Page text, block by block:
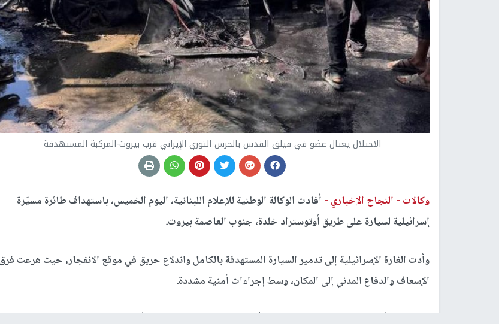
الاحتلال يغتال عضو في فيلق القدس بالحرس الثوري الإيراني قرب بيروت-المركبة المستهدفة
وكالات - النجاح الإخباري - أفادت الوكالة الوطنية للإعلام اللبنانية، اليوم الخميس، باستهداف طائرة مسيّرة
إسرائيلية لسيارة على طريق أوتوستراد خلدة، جنوب العاصمة بيروت.
وأدت الغارة الإسرائيلية إلى تدمير السيارة المستهدفة بالكامل واندلاع حريق في موقع الانفجار، حيث هرعت فرق
الإسعاف والدفاع المدني إلى المكان، وسط إجراءات أمنية مشددة.